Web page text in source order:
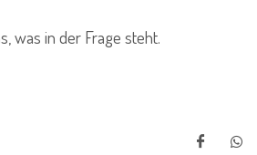
was in der Frage steht.